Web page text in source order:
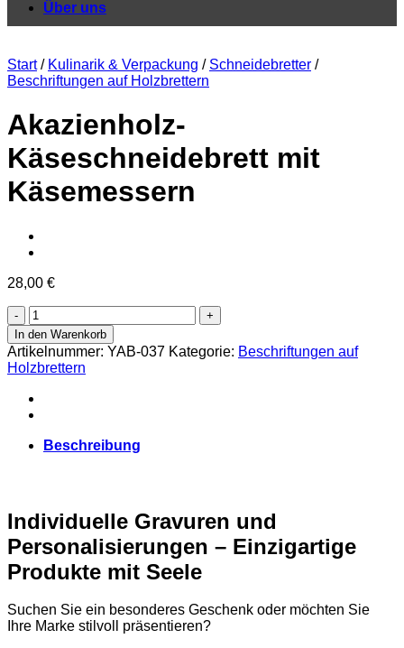
Über uns
Start / Kulinarik & Verpackung / Schneidebretter /
Beschriftungen auf Holzbrettern
Akazienholz-
Käseschneidebrett mit
Käsemessern
28,00 €
Akazienholz-
Käseschneidebrett
mit
Käsemessern
Menge
In den Warenkorb
Artikelnummer: YAB-037 Kategorie: Beschriftungen auf
Holzbrettern
Beschreibung
Individuelle Gravuren und
Personalisierungen – Einzigartige
Produkte mit Seele
Suchen Sie ein besonderes Geschenk oder möchten Sie
Ihre Marke stilvoll präsentieren?